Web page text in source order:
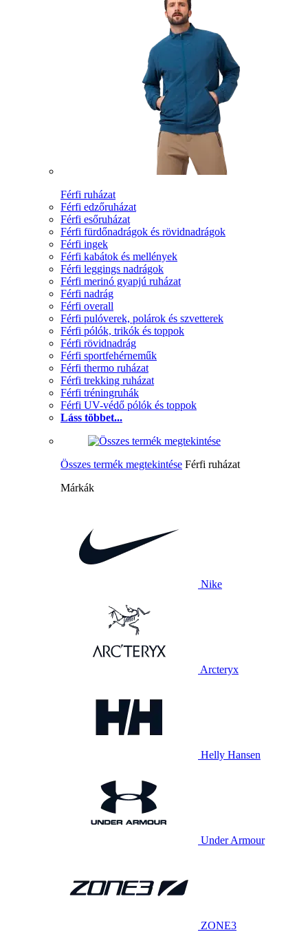
Férfi ruházat
Férfi edzőruházat
Férfi esőruházat
Férfi fürdőnadrágok és rövidnadrágok
Férfi ingek
Férfi kabátok és mellények
Férfi leggings nadrágok
Férfi merinó gyapjú ruházat
Férfi nadrág
Férfi overall
Férfi pulóverek, polárok és szvetterek
Férfi pólók, trikók és toppok
Férfi rövidnadrág
Férfi sportfehérneműk
Férfi thermo ruházat
Férfi trekking ruházat
Férfi tréningruhák
Férfi UV-védő pólók és toppok
Láss többet...
Összes termék megtekintése Férfi ruházat
Márkák
Nike
Arcteryx
Helly Hansen
Under Armour
ZONE3